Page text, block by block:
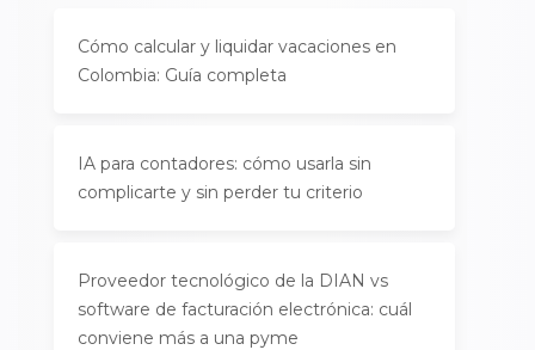
Cómo calcular y liquidar vacaciones en
Colombia: Guía completa
IA para contadores: cómo usarla sin
complicarte y sin perder tu criterio
Proveedor tecnológico de la DIAN vs
software de facturación electrónica: cuál
conviene más a una pyme